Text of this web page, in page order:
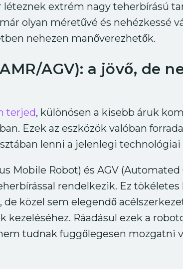
léteznek extrém nagy teherbírású
olyan méretűvé és nehézkessé
nehezen manőverezhetők.
AGV): a jövő, de
terjed, különösen a kisebb áruk
Ezek az eszközök valóban
lenni a jelenlegi technológiai
Mobile Robot) és AGV (Automated
rendelkezik. Ez
de közel sem elegendő
kezeléséhez. Ráadásul ezek a
tudnak függőlegesen mozgatni